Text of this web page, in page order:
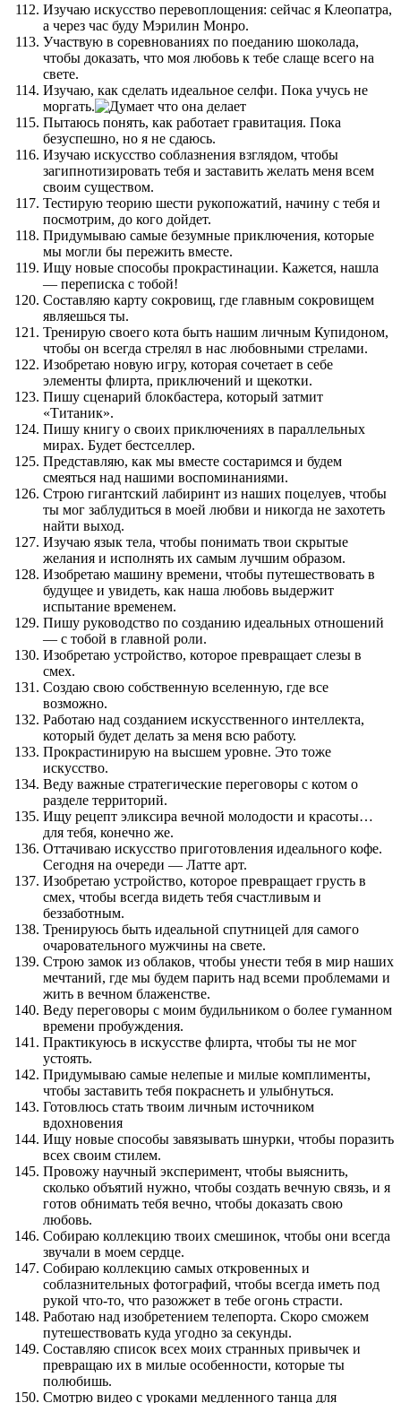
Изучаю искусство перевоплощения: сейчас я Клеопатра,
а через час буду Мэрилин Монро.
Участвую в соревнованиях по поеданию шоколада,
чтобы доказать, что моя любовь к тебе слаще всего на
свете.
Изучаю, как сделать идеальное селфи. Пока учусь не
моргать.
Пытаюсь понять, как работает гравитация. Пока
безуспешно, но я не сдаюсь.
Изучаю искусство соблазнения взглядом, чтобы
загипнотизировать тебя и заставить желать меня всем
своим существом.
Тестирую теорию шести рукопожатий, начину с тебя и
посмотрим, до кого дойдет.
Придумываю самые безумные приключения, которые
мы могли бы пережить вместе.
Ищу новые способы прокрастинации. Кажется, нашла
— переписка с тобой!
Составляю карту сокровищ, где главным сокровищем
являешься ты.
Тренирую своего кота быть нашим личным Купидоном,
чтобы он всегда стрелял в нас любовными стрелами.
Изобретаю новую игру, которая сочетает в себе
элементы флирта, приключений и щекотки.
Пишу сценарий блокбастера, который затмит
«Титаник».
Пишу книгу о своих приключениях в параллельных
мирах. Будет бестселлер.
Представляю, как мы вместе состаримся и будем
смеяться над нашими воспоминаниями.
Строю гигантский лабиринт из наших поцелуев, чтобы
ты мог заблудиться в моей любви и никогда не захотеть
найти выход.
Изучаю язык тела, чтобы понимать твои скрытые
желания и исполнять их самым лучшим образом.
Изобретаю машину времени, чтобы путешествовать в
будущее и увидеть, как наша любовь выдержит
испытание временем.
Пишу руководство по созданию идеальных отношений
— с тобой в главной роли.
Изобретаю устройство, которое превращает слезы в
смех.
Создаю свою собственную вселенную, где все
возможно.
Работаю над созданием искусственного интеллекта,
который будет делать за меня всю работу.
Прокрастинирую на высшем уровне. Это тоже
искусство.
Веду важные стратегические переговоры с котом о
разделе территорий.
Ищу рецепт эликсира вечной молодости и красоты…
для тебя, конечно же.
Оттачиваю искусство приготовления идеального кофе.
Сегодня на очереди — Латте арт.
Изобретаю устройство, которое превращает грусть в
смех, чтобы всегда видеть тебя счастливым и
беззаботным.
Тренируюсь быть идеальной спутницей для самого
очаровательного мужчины на свете.
Строю замок из облаков, чтобы унести тебя в мир наших
мечтаний, где мы будем парить над всеми проблемами и
жить в вечном блаженстве.
Веду переговоры с моим будильником о более гуманном
времени пробуждения.
Практикуюсь в искусстве флирта, чтобы ты не мог
устоять.
Придумываю самые нелепые и милые комплименты,
чтобы заставить тебя покраснеть и улыбнуться.
Готовлюсь стать твоим личным источником
вдохновения
Ищу новые способы завязывать шнурки, чтобы поразить
всех своим стилем.
Провожу научный эксперимент, чтобы выяснить,
сколько объятий нужно, чтобы создать вечную связь, и я
готов обнимать тебя вечно, чтобы доказать свою
любовь.
Собираю коллекцию твоих смешинок, чтобы они всегда
звучали в моем сердце.
Собираю коллекцию самых откровенных и
соблазнительных фотографий, чтобы всегда иметь под
рукой что-то, что разожжет в тебе огонь страсти.
Работаю над изобретением телепорта. Скоро сможем
путешествовать куда угодно за секунды.
Составляю список всех моих странных привычек и
превращаю их в милые особенности, которые ты
полюбишь.
Смотрю видео с уроками медленного танца для